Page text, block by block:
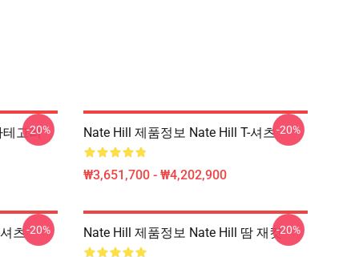
테고리
-20% Nate Hill 제품정보 Nate Hill T-셔츠
₩3,651,700 - ₩4,202,900
-20%
츠-20% Nate Hill 제품정보 Nate Hill 땀 재킷-20%